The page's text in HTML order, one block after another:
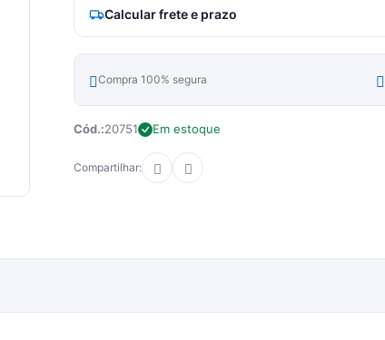
Calcular frete e prazo
Compra 100% segura
Cód.:20751 Em estoque
Compartilhar: